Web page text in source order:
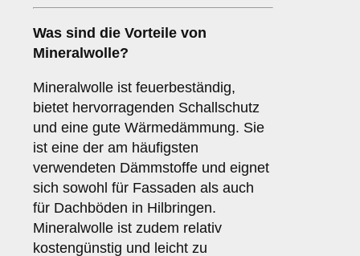
Was sind die Vorteile von
Mineralwolle?
Mineralwolle ist feuerbeständig,
bietet hervorragenden Schallschutz
und eine gute Wärmedämmung. Sie
ist eine der am häufigsten
verwendeten Dämmstoffe und eignet
sich sowohl für Fassaden als auch
für Dachböden in Hilbringen.
Mineralwolle ist zudem relativ
kostengünstig und leicht zu